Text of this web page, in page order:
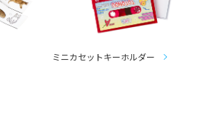
ミニカセットキーホルダー